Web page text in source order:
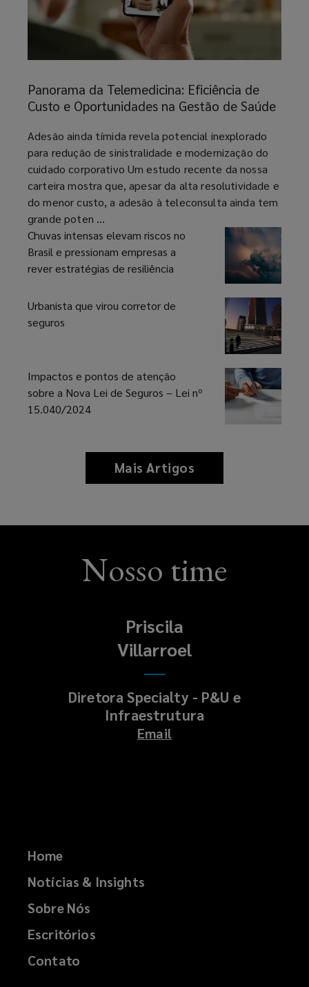
da
Telemedicina:
de
Custo
e
Oportunidades
na
Gestão
de
Saúde
Panorama da Telemedicina: Eficiência de
Custo e Oportunidades na Gestão de Saúde
article
Adesão ainda tímida revela potencial inexplorado
para redução de sinistralidade e modernização do
cuidado corporativo Um estudo recente da nossa
carteira mostra que, apesar da alta resolutividade e
do menor custo, a adesão à teleconsulta ainda tem
grande poten ...
Chuvas intensas elevam riscos no
Brasil e pressionam empresas a
rever estratégias de resiliência
Urbanista que virou corretor de
seguros
Impactos e pontos de atenção
sobre a Nova Lei de Seguros – Lei nº
15.040/2024
Mais Artigos
news
and
Nosso time
Priscila
Villarroel
Diretora Specialty - P&U e
Infraestrutura
Email
Home
Notícias & Insights
Sobre Nós
Escritórios
Contato